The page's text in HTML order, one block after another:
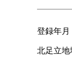
登録年月
北足立地